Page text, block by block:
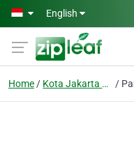
Skip to main content
English
Home Kota Jakarta Barat,